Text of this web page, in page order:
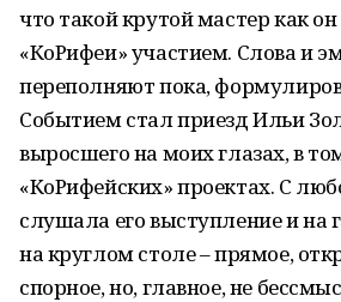
что такой крутой мастер как
«КоРифеи» участием. Слова и
переполняют пока,
Событием стал приезд Ильи
выросшего на моих глазах, в
«КоРифейских» проектах. С
слушала его выступление и на
на круглом столе – прямое,
спорное, но, главное, не